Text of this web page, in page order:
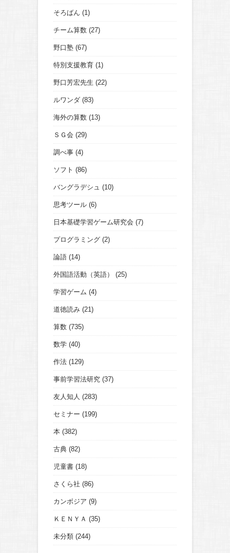
そろばん (1)
チーム算数 (27)
野口塾 (67)
特別支援教育 (1)
野口芳宏先生 (22)
ルワンダ (83)
海外の算数 (13)
ＳＧ会 (29)
調べ事 (4)
ソフト (86)
バングラデシュ (10)
思考ツール (6)
日本基礎学習ゲーム研究会 (7)
プログラミング (2)
論語 (14)
外国語活動（英語） (25)
学習ゲーム (4)
道徳読み (21)
算数 (735)
数学 (40)
作法 (129)
事前学習法研究 (37)
友人知人 (283)
セミナー (199)
本 (382)
古典 (82)
児童書 (18)
さくら社 (86)
カンボジア (9)
ＫＥＮＹＡ (35)
未分類 (244)